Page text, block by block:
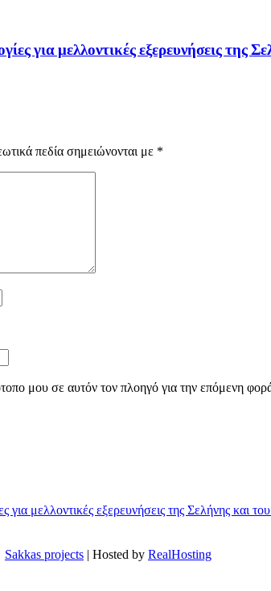
για μελλοντικές εξερευνήσεις της
πεδία σημειώνονται με *
μου σε αυτόν τον πλοηγό για την επόμενη
για μελλοντικές εξερευνήσεις της Σελήνης και
Sakkas projects | Hosted by RealHosting